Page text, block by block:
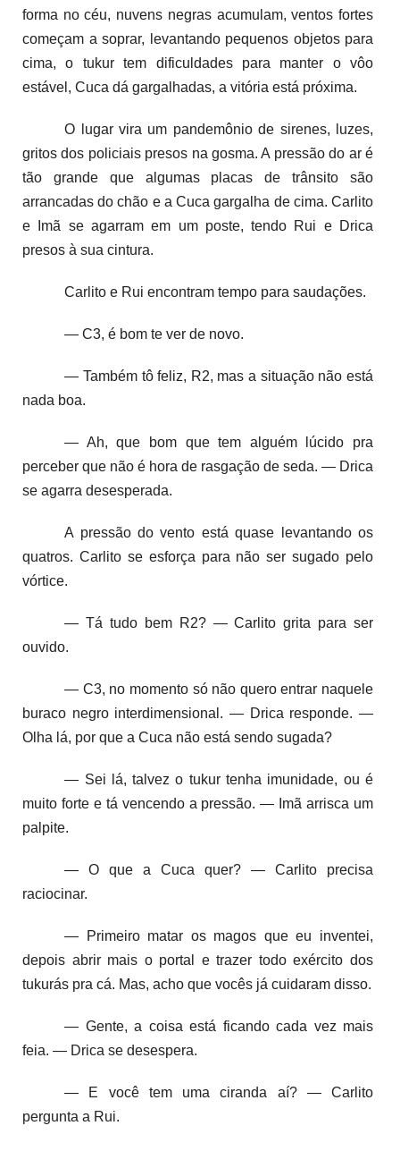
forma no céu, nuvens negras acumulam, ventos fortes
começam a soprar, levantando pequenos objetos para
cima, o tukur tem dificuldades para manter o vôo
estável, Cuca dá gargalhadas, a vitória está próxima.
O lugar vira um pandemônio de sirenes, luzes,
gritos dos policiais presos na gosma. A pressão do ar é
tão grande que algumas placas de trânsito são
arrancadas do chão e a Cuca gargalha de cima. Carlito
e Imã se agarram em um poste, tendo Rui e Drica
presos à sua cintura.
Carlito e Rui encontram tempo para saudações.
— C3, é bom te ver de novo.
— Também tô feliz, R2, mas a situação não está
nada boa.
— Ah, que bom que tem alguém lúcido pra
perceber que não é hora de rasgação de seda. — Drica
se agarra desesperada.
A pressão do vento está quase levantando os
quatros. Carlito se esforça para não ser sugado pelo
vórtice.
— Tá tudo bem R2? — Carlito grita para ser
ouvido.
— C3, no momento só não quero entrar naquele
buraco negro interdimensional. — Drica responde. —
Olha lá, por que a Cuca não está sendo sugada?
— Sei lá, talvez o tukur tenha imunidade, ou é
muito forte e tá vencendo a pressão. — Imã arrisca um
palpite.
— O que a Cuca quer? — Carlito precisa
raciocinar.
— Primeiro matar os magos que eu inventei,
depois abrir mais o portal e trazer todo exército dos
tukurás pra cá. Mas, acho que vocês já cuidaram disso.
— Gente, a coisa está ficando cada vez mais
feia. — Drica se desespera.
— E você tem uma ciranda aí? — Carlito
pergunta a Rui.